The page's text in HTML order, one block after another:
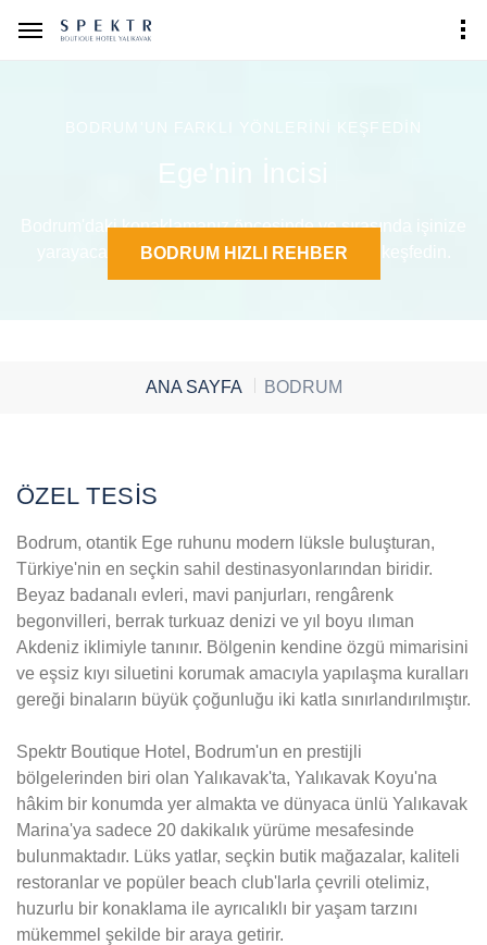
BODRUM'UN FARKLI YÖNLERİNİ KEŞFEDİN
Bodrum'daki konaklamanız öncesinde ve sırasında işinize
yarayacak pratik bilgiler için hızlı rehberimizi keşfedin.
BODRUM HIZLI REHBER
ANA SAYFA BODRUM
ÖZEL TESİS
Bodrum, otantik Ege ruhunu modern lüksle buluşturan,
Türkiye'nin en seçkin sahil destinasyonlarından biridir.
Beyaz badanalı evleri, mavi panjurları, rengârenk
begonvilleri, berrak turkuaz denizi ve yıl boyu ılıman
Akdeniz iklimiyle tanınır. Bölgenin kendine özgü mimarisini
ve eşsiz kıyı siluetini korumak amacıyla yapılaşma kuralları
gereği binaların büyük çoğunluğu iki katla sınırlandırılmıştır.
Spektr Boutique Hotel, Bodrum'un en prestijli
bölgelerinden biri olan Yalıkavak'ta, Yalıkavak Koyu'na
hâkim bir konumda yer almakta ve dünyaca ünlü Yalıkavak
Marina'ya sadece 20 dakikalık yürüme mesafesinde
bulunmaktadır. Lüks yatlar, seçkin butik mağazalar, kaliteli
restoranlar ve popüler beach club'larla çevrili otelimiz,
huzurlu bir konaklama ile ayrıcalıklı bir yaşam tarzını
mükemmel şekilde bir araya getirir.